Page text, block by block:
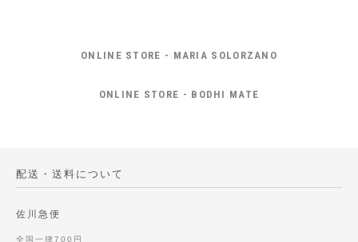
ONLINE STORE - MARIA SOLORZANO
ONLINE STORE - BODHI MATE
配送・送料について
佐川急便
全国一律700円